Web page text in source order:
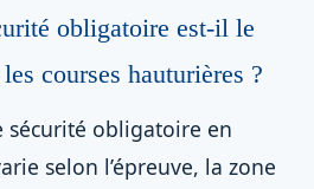
obligatoire est-il le
courses hauturières ?
sécurité obligatoire en
selon l’épreuve, la zone